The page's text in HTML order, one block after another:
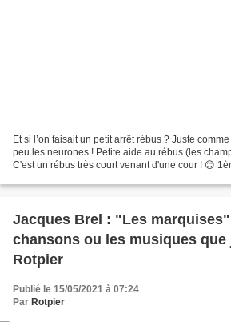
Et si l’on faisait un petit arrêt rébus ? Juste
peu les neurones ! Petite aide au rébus (les
C'est un rébus très court venant d'une cour ! 😊
Jacques Brel : "Les
chansons ou les musiques que
Rotpier
Publié le 15/05/2021 à 07:24
Par Rotpier